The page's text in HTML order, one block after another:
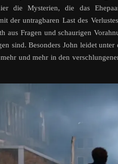
die Mysterien, die das
der untragbaren Last des
aus Fragen und schaurigen
sind. Besonders John leidet
und mehr in den